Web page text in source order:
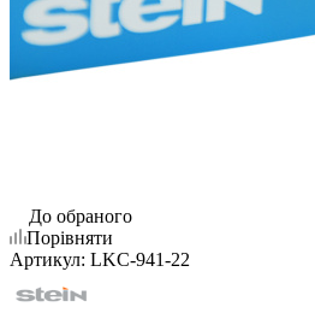
До обраного
Порівняти
Артикул: LKC-941-22